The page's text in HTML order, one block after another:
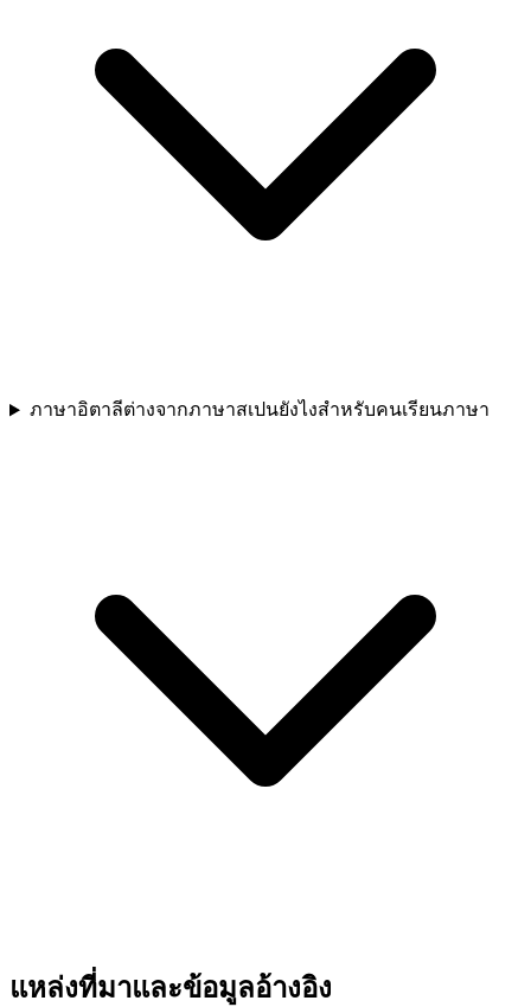
ภาษาอิตาลีต่างจากภาษาสเปนยังไงสำหรับคนเรียนภาษา
แหล่งที่มาและข้อมูลอ้างอิง